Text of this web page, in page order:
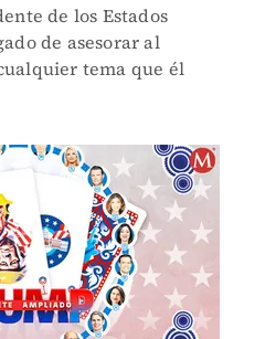
de los Estados
de asesorar al
tema que él